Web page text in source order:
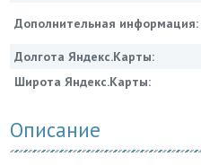
Дополнительная информация:
Долгота Яндекс.Карты:
Широта Яндекс.Карты:
Описание